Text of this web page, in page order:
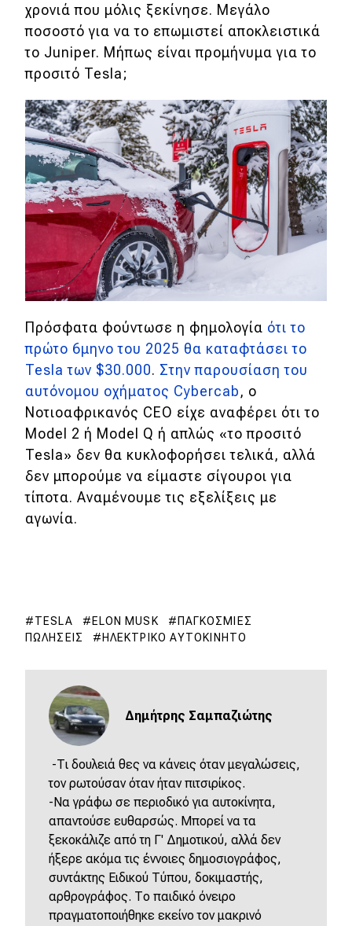
χρονιά που μόλις ξεκίνησε. Μεγάλο
ποσοστό για να το επωμιστεί αποκλειστικά
το Juniper. Μήπως είναι προμήνυμα για το
προσιτό Tesla;
Πρόσφατα φούντωσε η φημολογία ότι το
πρώτο 6μηνο του 2025 θα καταφτάσει το
Tesla των $30.000. Στην παρουσίαση του
αυτόνομου οχήματος Cybercab, ο
Νοτιοαφρικανός CEO είχε αναφέρει ότι το
Model 2 ή Model Q ή απλώς «το προσιτό
Tesla» δεν θα κυκλοφορήσει τελικά, αλλά
δεν μπορούμε να είμαστε σίγουροι για
τίποτα. Αναμένουμε τις εξελίξεις με
αγωνία.
TESLA ELON MUSK
ΠΑΓΚΌΣΜΙΕΣ
ΠΩΛΉΣΕΙΣ
ΗΛΕΚΤΡΙΚΌ ΑΥΤΟΚΊΝΗΤΟ
Δημήτρης Σαμπαζιώτης
-Τι δουλειά θες να κάνεις όταν μεγαλώσεις,
τον ρωτούσαν όταν ήταν πιτσιρίκος.
-Να γράφω σε περιοδικό για αυτοκίνητα,
απαντούσε ευθαρσώς. Μπορεί να τα
ξεκοκάλιζε από τη Γ' Δημοτικού, αλλά δεν
ήξερε ακόμα τις έννοιες δημοσιογράφος,
συντάκτης Ειδικού Τύπου, δοκιμαστής,
αρθρογράφος. Το παιδικό όνειρο
πραγματοποιήθηκε εκείνο τον μακρινό